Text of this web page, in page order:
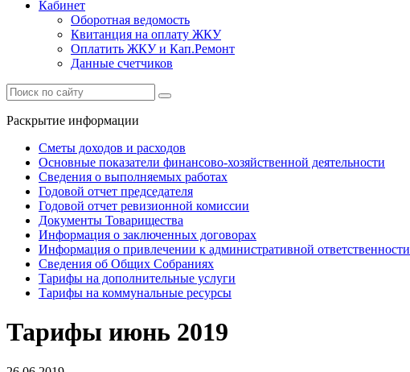
Кабинет
Оборотная ведомость
Квитанция на оплату ЖКУ
Оплатить ЖКУ и Кап.Ремонт
Данные счетчиков
Раскрытие информации
Сметы доходов и расходов
Основные показатели финансово-хозяйственной деятельности
Сведения о выполняемых работах
Годовой отчет председателя
Годовой отчет ревизионной комиссии
Документы Товарищества
Информация о заключенных договорах
Информация о привлечении к административной ответственности
Сведения об Общих Собраниях
Тарифы на дополнительные услуги
Тарифы на коммунальные ресурсы
Тарифы июнь 2019